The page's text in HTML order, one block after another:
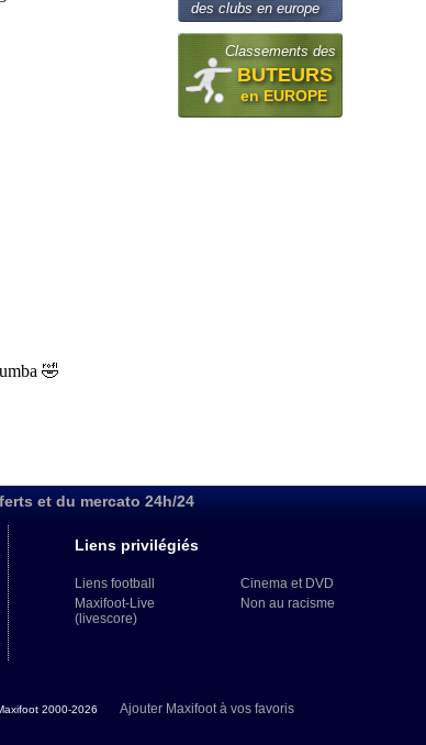
des clubs en europe
Classements des
BUTEURS
en EUROPE
et du mercato 24h/24
Liens privilégiés
Liens football
Maxifoot-Live
(livescore)
Cinema et DVD
Non au racisme
2000-2026 Ajouter Maxifoot à vos favoris